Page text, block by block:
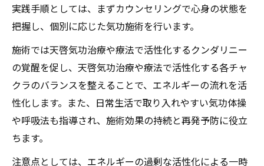
実践手順としては、まずカウンセリングで心身の状態を
把握し、個別に応じた気功施術を行います。
施術では天啓気功治療や療法で活性化するクンダリニー
の覚醒を促し、天啓気功治療や療法で活性化する各チャ
クラのバランスを整えることで、エネルギーの流れを活
性化します。また、日常生活で取り入れやすい気功体操
や呼吸法も指導され、施術効果の持続と再発予防に役立
ちます。
注意点としては、エネルギーの過剰な活性化による一時